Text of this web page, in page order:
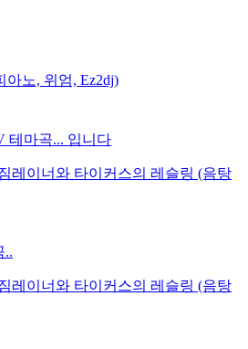
아노, 위엄, Ez2dj)
테마곡... 입니다
레이너와 타이커스의 레슬링 (음탕
..
레이너와 타이커스의 레슬링 (음탕